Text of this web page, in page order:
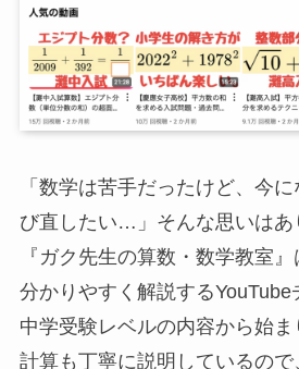
「数学は苦手だったけど、今
び直したい…」そんな思いはあ
『ガク先生の算数・数学教室
分かりやすく解説するYouTube
中学受験レベルの内容から始
計算も丁寧に説明しているの